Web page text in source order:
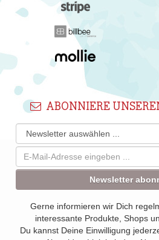
ABONNIERE
Newsletter
Gerne informieren wir Dich
interessante Produkte, Shops
Du kannst Deine Einwilligung